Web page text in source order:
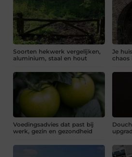
Soorten hekwerk vergelijken,
aluminium, staal en hout
Je
chaos
Voedingsadvies dat past bij
werk, gezin en gezondheid